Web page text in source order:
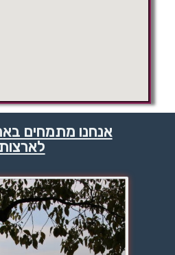
אנחנו מתמחים